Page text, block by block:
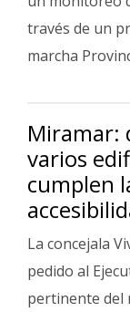
través de un
marcha
Miramar:
varios
cumplen
La concejala
pedido al
pertinente del